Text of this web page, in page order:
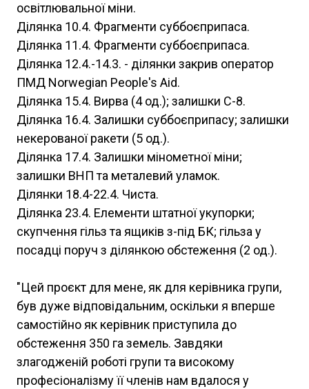
освітлювальної міни.
Ділянка 10.4. Фрагменти суббоєприпаса.
Ділянка 11.4. Фрагменти суббоєприпаса.
Ділянка 12.4.-14.3. - ділянки закрив оператор
ПМД Norwegian People's Aid.
Ділянка 15.4. Вирва (4 од.); залишки С-8.
Ділянка 16.4. Залишки суббоєприпасу; залишки
некерованої ракети (5 од.).
Ділянка 17.4. Залишки мінометної міни;
залишки ВНП та металевий уламок.
Ділянки 18.4-22.4. Чиста.
Ділянка 23.4. Елементи штатної укупорки;
скупчення гільз та ящиків з-під БК; гільза у
посадці поруч з ділянкою обстеження (2 од.).
"Цей проєкт для мене, як для керівника групи,
був дуже відповідальним, оскільки я вперше
самостійно як керівник приступила до
обстеження 350 га земель. Завдяки
злагодженій роботі групи та високому
професіоналізму її членів нам вдалося у